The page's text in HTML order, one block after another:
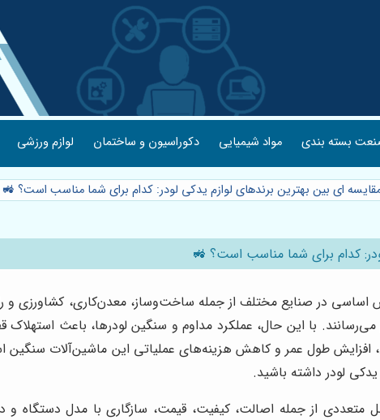
بسته بندی مواد شیمیایی دکوراسیون و ساختمان لوازم ورزشی
ای بین بهترین برندهای لوازم یدکی لودر: کدام برای شما مناسب است؟ 🚜
کدام برای شما مناسب است؟ 🚜
اساسی در صنایع مختلف از جمله ساخت‌وساز، معدن‌کاری، کشاورزی
با این حال، عملکرد مداوم و سنگین لودرها، باعث
افزایش طول عمر و کاهش هزینه‌های عملیاتی این ماشین‌آلات سنگین
یدکی لودر داشته باشید.
متعددی از جمله اصالت، کیفیت، قیمت، سازگاری با مدل